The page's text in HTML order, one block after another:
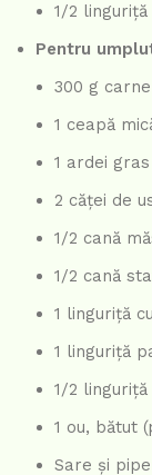
1/2
Pentru
300 g
1 ceapă
1 ardei
2 căței de
1/2 cană
1/2 cană
1 linguriță
1 linguriță
1/2
1 ou, bătut
Sare și